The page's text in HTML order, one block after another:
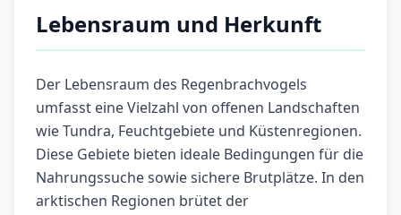
Lebensraum und Herkunft
Der Lebensraum des Regenbrachvogels
umfasst eine Vielzahl von offenen Landschaften
wie Tundra, Feuchtgebiete und Küstenregionen.
Diese Gebiete bieten ideale Bedingungen für die
Nahrungssuche sowie sichere Brutplätze. In den
arktischen Regionen brütet der